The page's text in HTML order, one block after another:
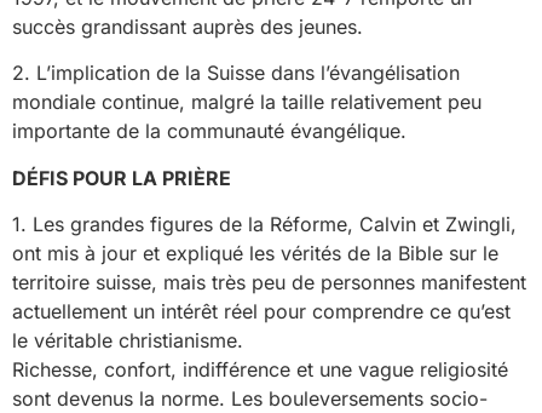
succès grandissant auprès des jeunes.
2. L’implication de la Suisse dans l’évangélisation
mondiale continue, malgré la taille relativement peu
importante de la communauté évangélique.
DÉFIS POUR LA PRIÈRE
1. Les grandes figures de la Réforme, Calvin et Zwingli,
ont mis à jour et expliqué les vérités de la Bible sur le
territoire suisse, mais très peu de personnes manifestent
actuellement un intérêt réel pour comprendre ce qu’est
le véritable christianisme.
Richesse, confort, indifférence et une vague religiosité
sont devenus la norme. Les bouleversements socio-